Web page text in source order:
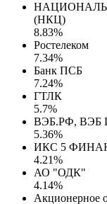
(НКЦ)
8.83%
Ростелеком
7.34%
Банк ПСБ
7.24%
ГТЛК
5.7%
ВЭБ.РФ, ВЭБ
5.36%
ИКС 5
4.21%
АО "ОДК"
4.14%
Акционерное